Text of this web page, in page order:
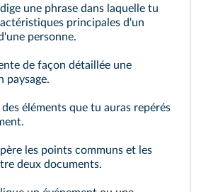
une phrase dans laquelle tu
principales d'un
personne.
de façon détaillée une
paysage.
des éléments que tu auras repérés
les points communs et les
deux documents.